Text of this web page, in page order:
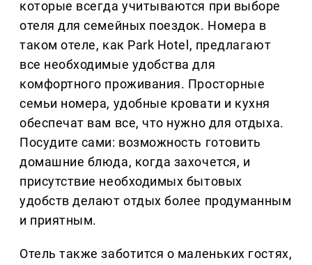
которые всегда учитываются при выборе
отеля для семейных поездок. Номера в
таком отеле, как Park Hotel, предлагают
все необходимые удобства для
комфортного проживания. Просторные
семьи номера, удобные кровати и кухня
обеспечат вам все, что нужно для отдыха.
Посудите сами: возможность готовить
домашние блюда, когда захочется, и
присутствие необходимых бытовых
удобств делают отдых более продуманным
и приятным.
Отель также заботится о маленьких гостях,